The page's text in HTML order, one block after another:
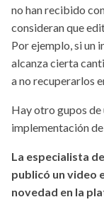
no han recibido
consideran que
Por ejemplo, si un
alcanza cierta
a no recuperarlos
Hay otro gupos de
implementación
La especialista
publicó un video
novedad en la